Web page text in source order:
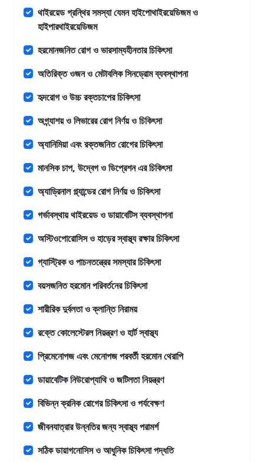
থাইরয়েড গ্রন্থির সমস্যা যেমন হাইপোথাইরয়েডিজম ও
হাইপারথাইরয়েডিজম
হরমোনজনিত রোগ ও ভারসাম্যহীনতার চিকিৎসা
অতিরিক্ত ওজন ও মেটাবলিক সিনড্রোম ব্যবস্থাপনা
হৃদরোগ ও উচ্চ রক্তচাপের চিকিৎসা
অগ্ন্যাশয় ও লিভারের রোগ নির্ণয় ও চিকিৎসা
অ্যানিমিয়া এবং রক্তজনিত রোগের চিকিৎসা
মানসিক চাপ, উদ্বেগ ও ডিপ্রেশন এর চিকিৎসা
অ্যাড্রিনাল গ্ল্যান্ডের রোগ নির্ণয় ও চিকিৎসা
গর্ভাবস্থায় থাইরয়েড ও ডায়াবেটিস ব্যবস্থাপনা
অস্টিওপোরোসিস ও হাড়ের স্বাস্থ্য রক্ষার চিকিৎসা
গ্যাস্ট্রিক ও পাচনতন্ত্রের সমস্যার চিকিৎসা
বয়সজনিত হরমোন পরিবর্তনের চিকিৎসা
শারীরিক দুর্বলতা ও ক্লান্তি নিরাময়
রক্তে কোলেস্টেরল নিয়ন্ত্রণ ও হার্ট স্বাস্থ্য
প্রিমেনোপজ এবং মেনোপজ পরবর্তী হরমোন থেরাপি
ডায়াবেটিক নিউরোপ্যাথি ও জটিলতা নিয়ন্ত্রণ
বিভিন্ন ক্রনিক রোগের চিকিৎসা ও পর্যবেক্ষণ
জীবনযাত্রার উন্নতির জন্য স্বাস্থ্য পরামর্শ
সঠিক ডায়াগনোসিস ও আধুনিক চিকিৎসা পদ্ধতি